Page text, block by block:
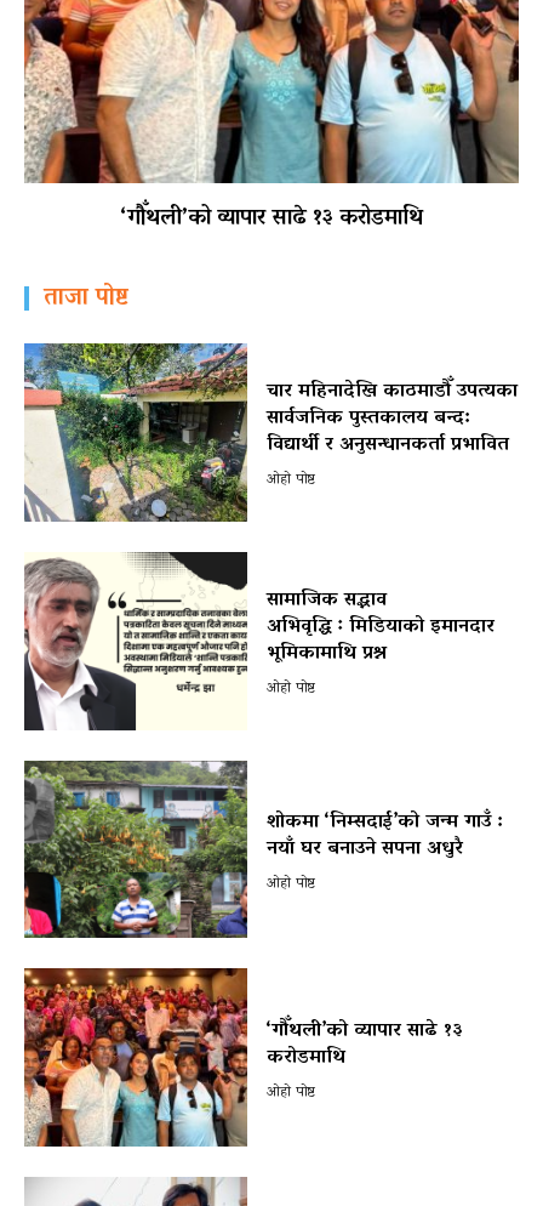
‘गौँथली’को व्यापार साढे १३ करोडमाथि
ताजा पोष्ट
चार महिनादेखि काठमाडौँ उपत्यका
सार्वजनिक पुस्तकालय बन्द:
विद्यार्थी र अनुसन्धानकर्ता प्रभावित
ओहो पोष्ट
सामाजिक सद्भाव
अभिवृद्धि ः मिडियाको इमानदार
भूमिकामाथि प्रश्न
ओहो पोष्ट
शोकमा ‘निम्सदाई’को जन्म गाउँ :
नयाँ घर बनाउने सपना अधुरै
ओहो पोष्ट
‘गौँथली’को व्यापार साढे १३
करोडमाथि
ओहो पोष्ट